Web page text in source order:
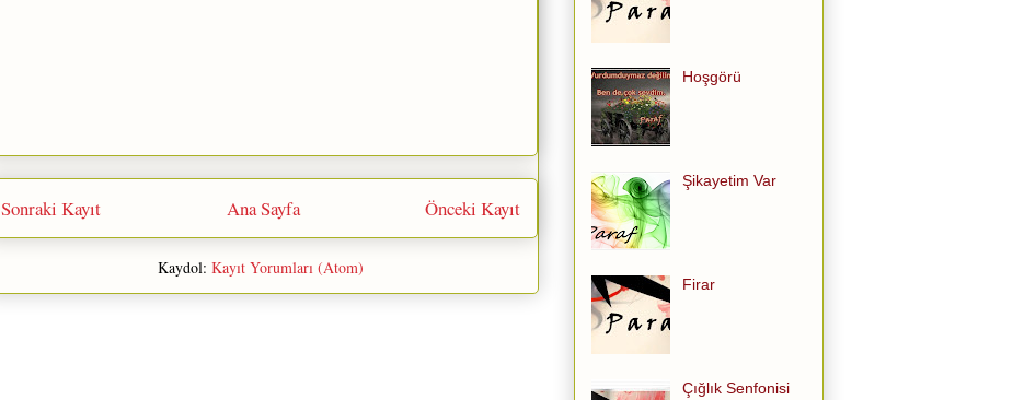
Sonraki Kayıt Önceki Kayıt
Ana Sayfa
Kaydol: Kayıt Yorumları (Atom)
Hoşgörü
Şikayetim Var
Firar
Çığlık Senfonisi